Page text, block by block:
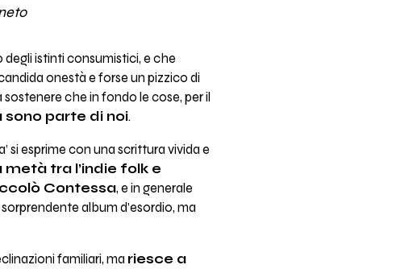
istinti consumistici, e che
onestà e forse un pizzico di
che in fondo le cose, per il
sono parte di noi.
si esprime con una scrittura vivida e
metà tra l’indie folk e
Contessa, e in generale
album d’esordio, ma
familiari, ma riesce a